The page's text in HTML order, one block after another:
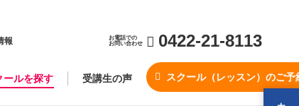
報
お電話での
お問い合わせ
0422-21-8113
ールを探す 受講生の声 スクール（レッスン）のご予